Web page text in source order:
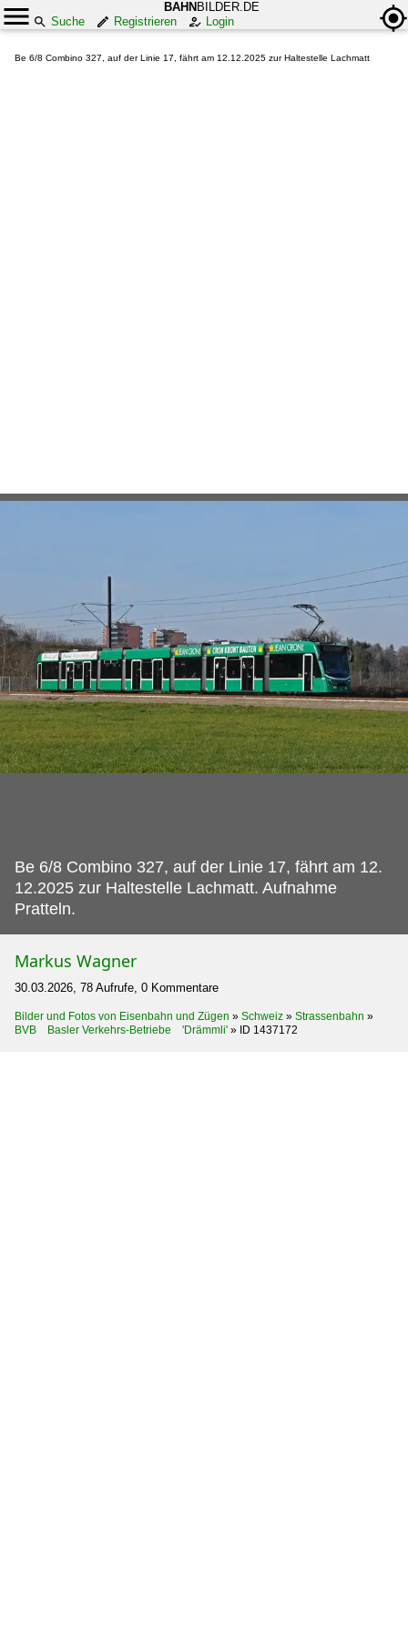
BAHN BILDER.DE
Suche
Registrieren Login
Be 6/8 Combino 327, auf der Linie 17, fährt am 12.12.2025 zur Haltestelle Lachmatt
Be 6/8 Combino 327, auf der Linie 17, fährt am 12.
12.2025 zur Haltestelle Lachmatt. Aufnahme
Pratteln.
Markus Wagner
30.03.2026, 78 Aufrufe, 0 Kommentare
Bilder und Fotos von Eisenbahn und Zügen » Schweiz » Strassenbahn »
BVB Basler Verkehrs-Betriebe 'Drämmli' » ID 1437172